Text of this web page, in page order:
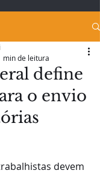
define
o envio
min de leitura
devem